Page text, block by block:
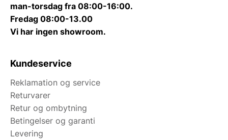
man-torsdag fra 08:00-16:00.
Fredag 08:00-13.00
Vi har ingen showroom.
Kundeservice
Reklamation og service
Returvarer
Retur og ombytning
Betingelser og garanti
Levering